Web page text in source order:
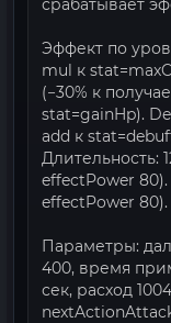
срабатывает
Эффект по
mul к
(−30% к
stat=gainHp).
add к
Длительность:
effectPower 80).
effectPower 80).
Параметры:
400, время
сек, расход